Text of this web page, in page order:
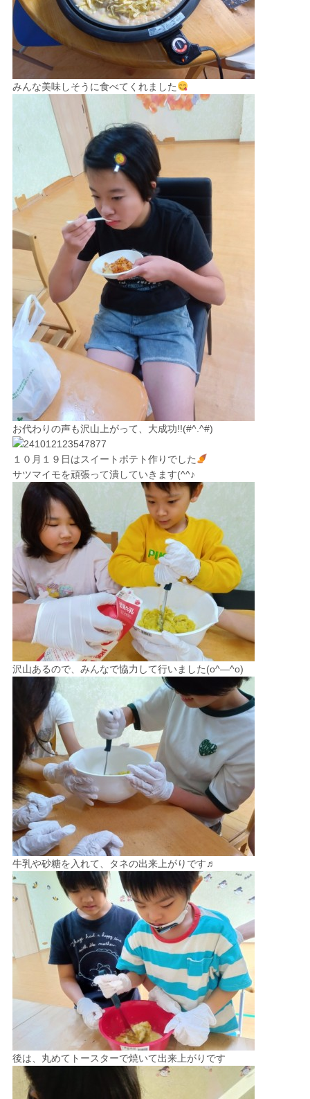
みんな美味しそうに食べてくれました
お代わりの声も沢山上がって、大成功!!(#^.^#)
１０月１９日はスイートポテト作りでした
サツマイモを頑張って潰していきます(^^♪
沢山あるので、みんなで協力して行いました(o^―^o)
牛乳や砂糖を入れて、タネの出来上がりです♬
後は、丸めてトースターで焼いて出来上がりです